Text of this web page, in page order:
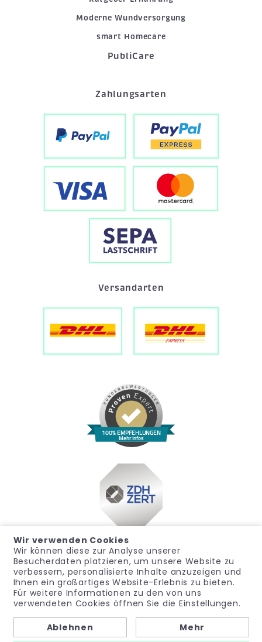
Moderne Wundversorgung
smart Homecare
PubliCare
Zahlungsarten
Versandarten
100% EMPFEHLUNGEN
Mehr Infos
Impressum Datenschutz
Widerrufsrecht
Wir verwenden Cookies
Wir können diese zur Analyse unserer
Besucherdaten platzieren, um unsere Website zu
verbessern, personalisierte Inhalte anzuzeigen und
Ihnen ein großartiges Website-Erlebnis zu bieten.
Für weitere Informationen zu den von uns
verwendeten Cookies öffnen Sie die Einstellungen.
Ablehnen Mehr